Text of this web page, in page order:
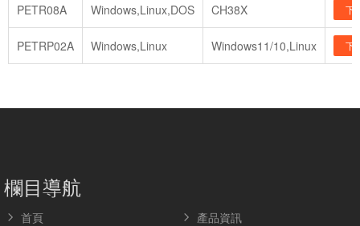
PETR08A Windows,Linux,DOS CH38X 下
PETRP02A Windows,Linux Windows11/10,Linux 下
欄目導航
首頁
產品資訊